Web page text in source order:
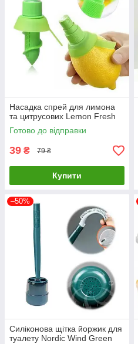
Насадка спрей для лимона
та цитрусових Lemon Fresh
Готово до відправки
39 ₴ 79 ₴
Купити
–50%
Силіконова щітка йоржик для
туалету Nordic Wind Green